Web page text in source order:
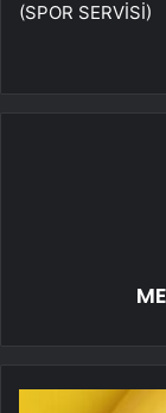
(SPOR SERVİSİ)